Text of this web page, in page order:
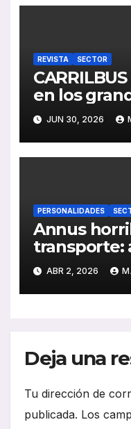
REVISTA SECTOR
en los
transporte
JUN 30, 2026
PERSONALIDADES
Annus
transporte:
disparados
2026
ABR 2, 2026
Deja una
Tu dirección de
publicada. Los